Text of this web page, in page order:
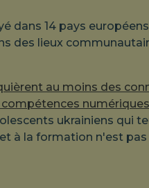
dans 14 pays
des lieux
au moins des
ukrainiens qui
à la formation n'est pas